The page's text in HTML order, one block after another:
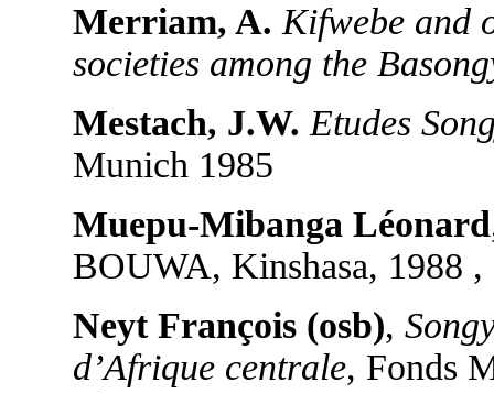
Merriam, A. Kifwebe and
societies among the
Mestach, J.W. Etudes
Munich 1985
Muepu-Mibanga Léonard
BOUWA, Kinshasa, 1988 ,
Neyt François (osb),
d’Afrique centrale, Fonds